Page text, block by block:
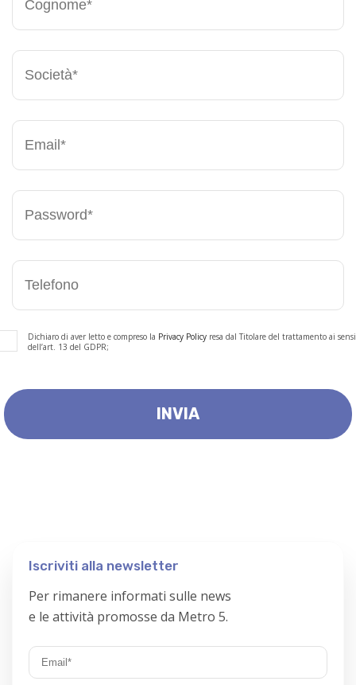
Dichiaro di aver letto e compreso la Privacy Policy resa dal Titolare del trattamento ai sensi
dell’art. 13 del GDPR;
Iscriviti alla newsletter
Per rimanere informati sulle news
e le attività promosse da Metro 5.